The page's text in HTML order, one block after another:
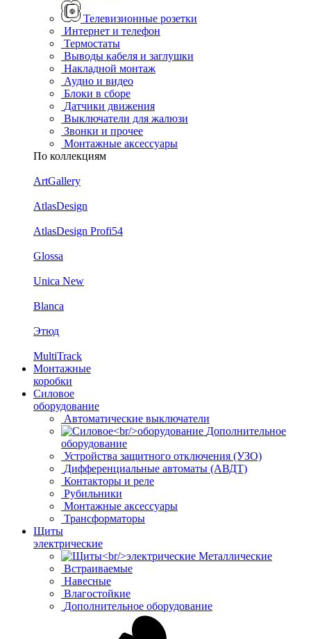
Телевизионные розетки
Интернет и телефон
Термостаты
Выводы кабеля и заглушки
Накладной монтаж
Аудио и видео
Блоки в сборе
Датчики движения
Выключатели для жалюзи
Звонки и прочее
Монтажные аксессуары
По коллекциям
ArtGallery
AtlasDesign
AtlasDesign Profi54
Glossa
Unica New
Blanca
Этюд
MultiTrack
Монтажные
коробки
Силовое
оборудование
Автоматические выключатели
Дополнительное
оборудование
Устройства защитного отключения (УЗО)
Дифференциальные автоматы (АВДТ)
Контакторы и реле
Рубильники
Монтажные аксессуары
Трансформаторы
Щиты
электрические
Металлические
Встраиваемые
Навесные
Влагостойкие
Дополнительное оборудование